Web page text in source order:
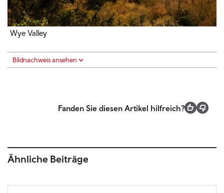
Wye Valley
Bildnachweis ansehen
Fanden Sie diesen Artikel hilfreich?
Ähnliche Beiträge